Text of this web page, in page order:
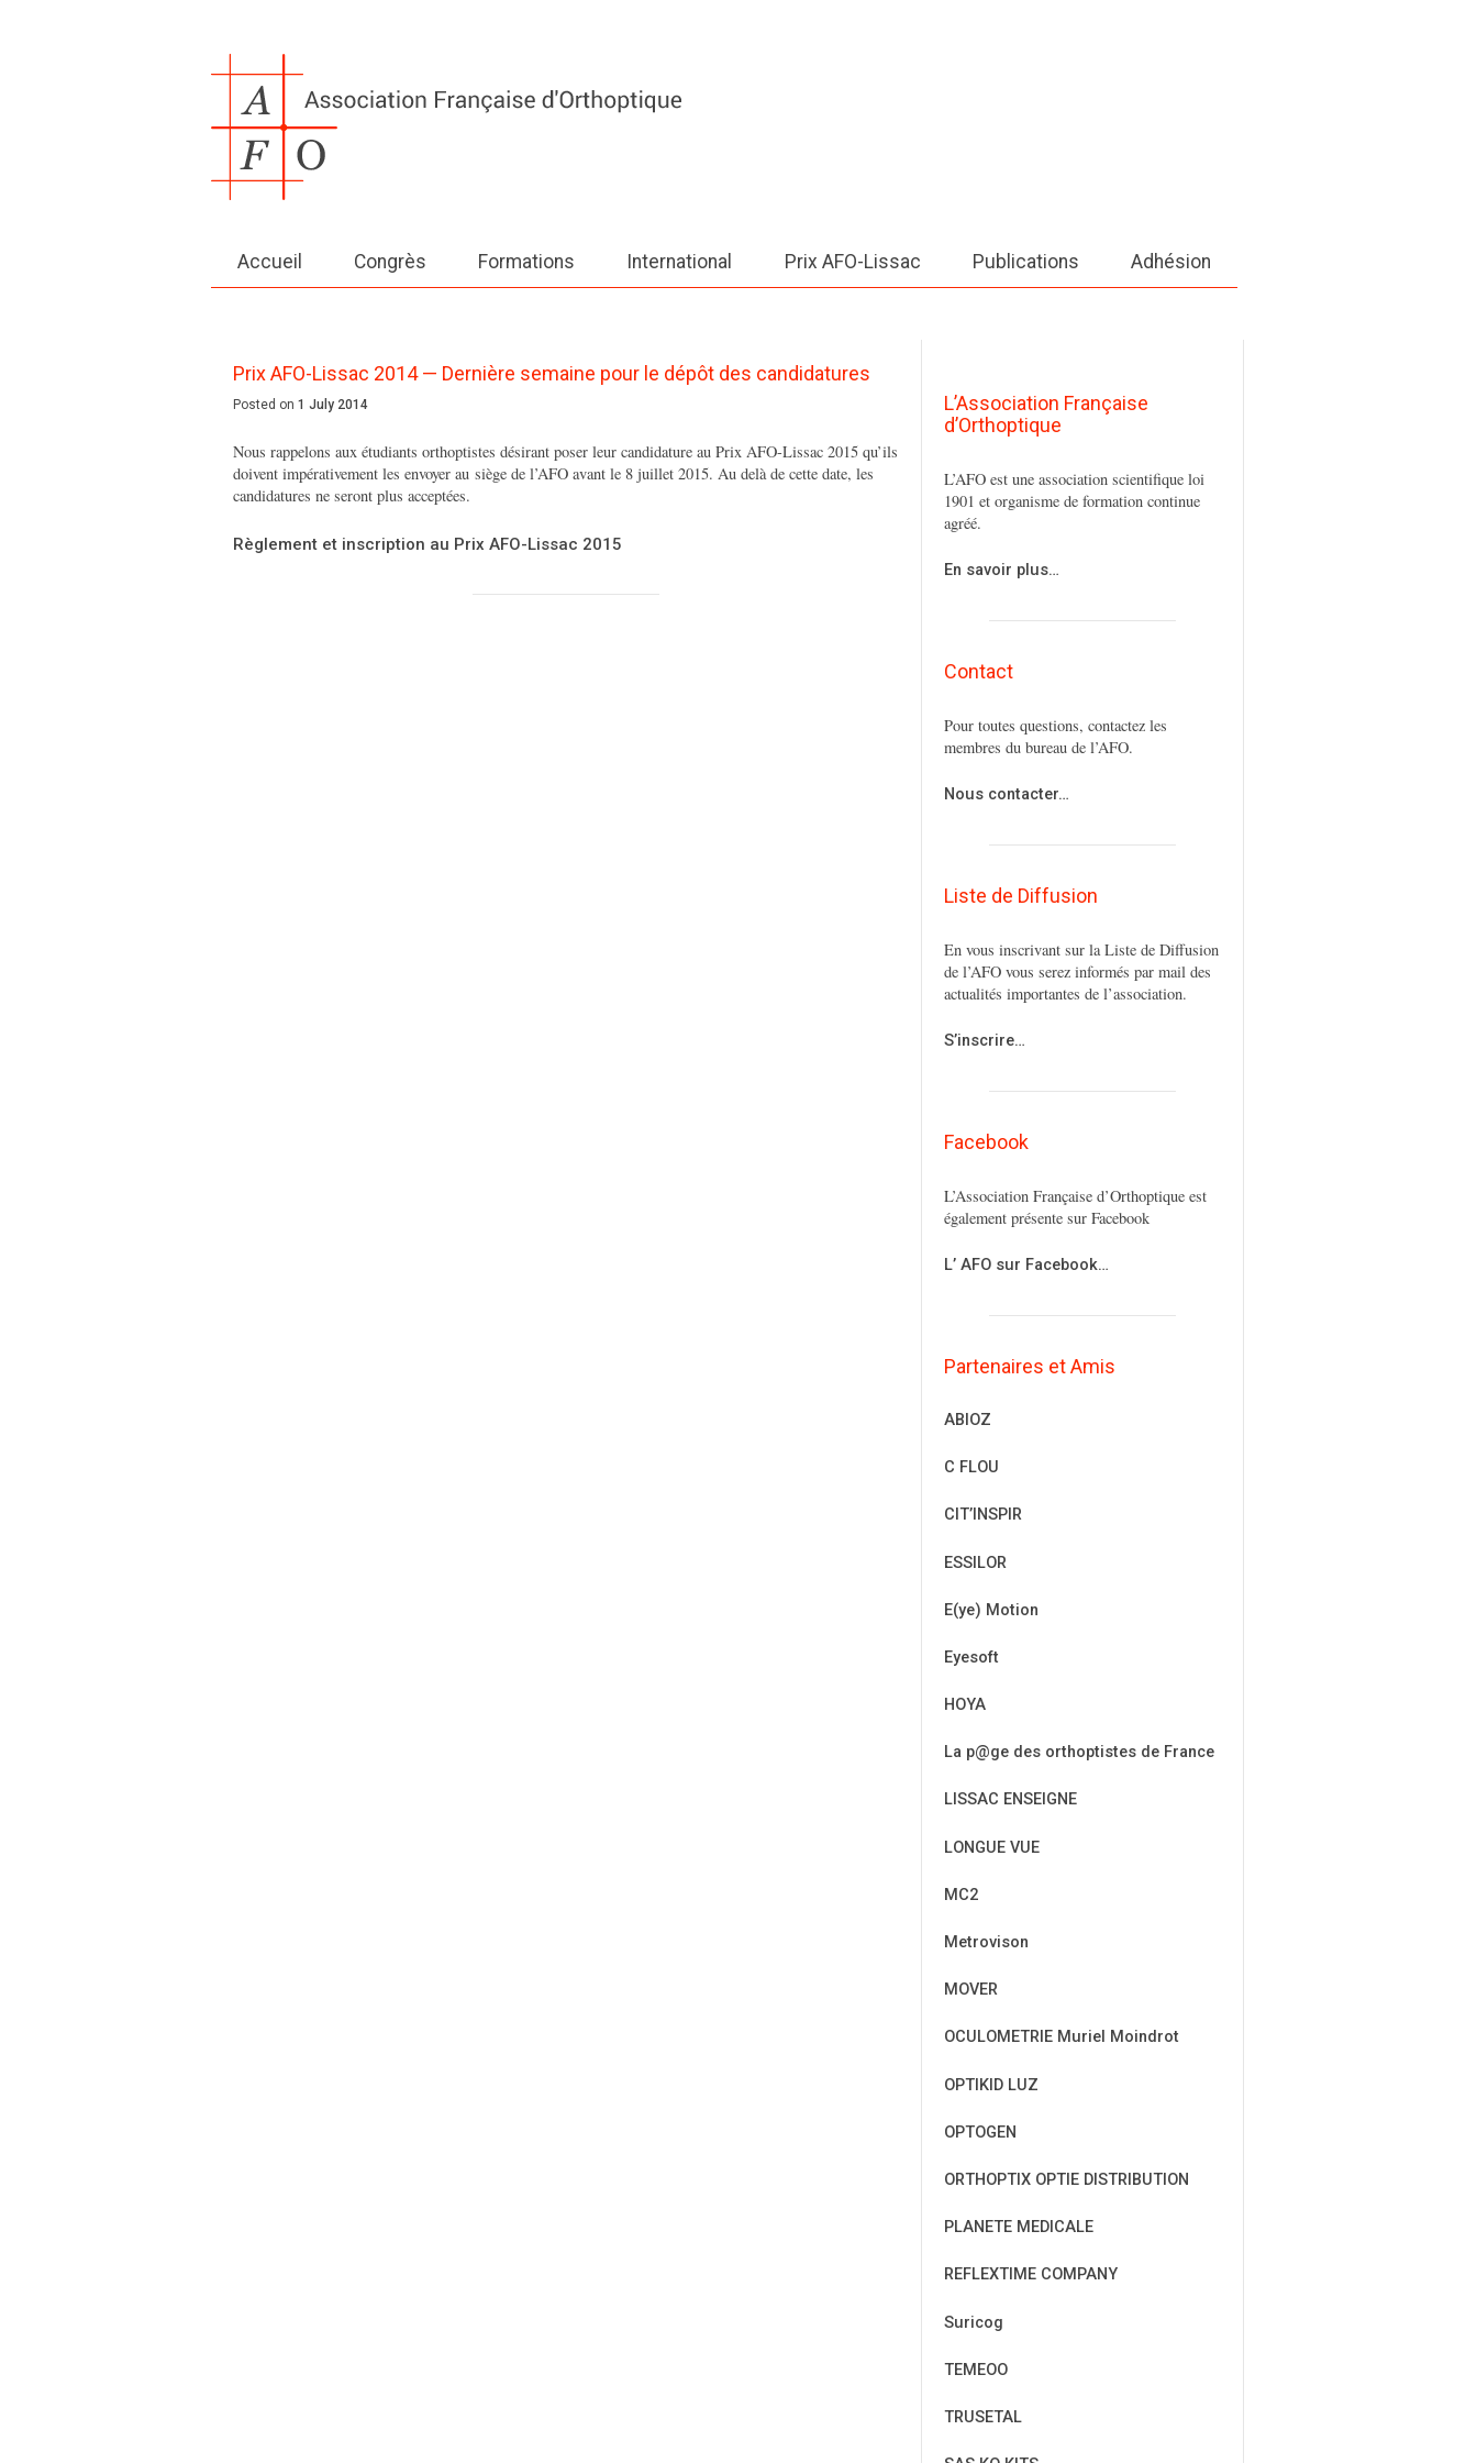
Accueil Congrès Formations International Prix AFO-Lissac Publications Adhésion
Prix AFO-Lissac 2014 — Dernière semaine pour le dépôt des candidatures
Posted on 1 July 2014
Nous rappelons aux étudiants orthoptistes désirant poser leur candidature au Prix AFO-Lissac 2015 qu’ils
doivent impérativement les envoyer au siège de l’AFO avant le 8 juillet 2015. Au delà de cette date, les
candidatures ne seront plus acceptées.
Règlement et inscription au Prix AFO-Lissac 2015
L’Association Française
d’Orthoptique
L’AFO est une association scientifique loi
1901 et organisme de formation continue
agréé.
En savoir plus…
Contact
Pour toutes questions, contactez les
membres du bureau de l’AFO.
Nous contacter…
Liste de Diffusion
En vous inscrivant sur la Liste de Diffusion
de l’AFO vous serez informés par mail des
actualités importantes de l’association.
S’inscrire…
Facebook
L’Association Française d’Orthoptique est
également présente sur Facebook
L’ AFO sur Facebook…
Partenaires et Amis
ABIOZ
C FLOU
CIT’INSPIR
ESSILOR
E(ye) Motion
Eyesoft
HOYA
La p@ge des orthoptistes de France
LISSAC ENSEIGNE
LONGUE VUE
MC2
Metrovison
MOVER
OCULOMETRIE Muriel Moindrot
OPTIKID LUZ
OPTOGEN
ORTHOPTIX OPTIE DISTRIBUTION
PLANETE MEDICALE
REFLEXTIME COMPANY
Suricog
TEMEOO
TRUSETAL